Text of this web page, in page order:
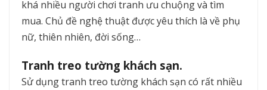
khá nhiều người chơi tranh ưu chuộng và tìm
mua. Chủ đề nghệ thuật được yêu thích là về phụ
nữ, thiên nhiên, đời sống…
Tranh treo tường khách sạn.
Sử dụng tranh treo tường khách sạn có rất nhiều